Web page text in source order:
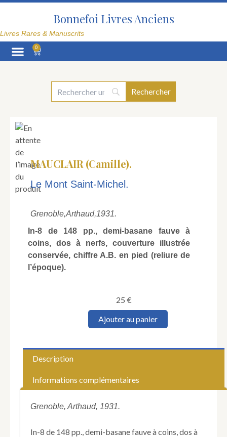
Aller
Bonnefoi Livres Anciens
Livres Rares & Manuscrits
0
Panier
MAUCLAIR (Camille).
Le Mont Saint-Michel.
Grenoble,Arthaud,1931.
In-8 de 148 pp., demi-basane fauve à
coins, dos à nerfs, couverture illustrée
conservée, chiffre A.B. en pied (reliure de
l’époque).
25 €
quantité
Saint-
Michel.
Ajouter au panier
Description
Informations complémentaires
Grenoble, Arthaud, 1931.
In-8 de 148 pp., demi-basane fauve à coins, dos à